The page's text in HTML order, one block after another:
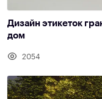
Дизайн этикеток
дом
2054